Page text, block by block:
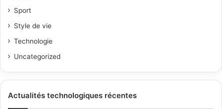
Sport
Style de vie
Technologie
Uncategorized
Actualités technologiques récentes